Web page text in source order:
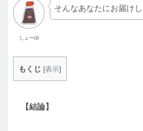
しょーゆ
そんなあなたにお届けし
もくじ [表示]
【結論】